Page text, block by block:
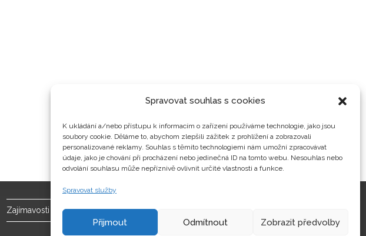
Spravovat souhlas s cookies
K ukládání a/nebo přístupu k informacím o zařízení používáme technologie, jako jsou
soubory cookie. Děláme to, abychom zlepšili zážitek z prohlížení a zobrazovali
personalizované reklamy. Souhlas s těmito technologiemi nám umožní zpracovávat
údaje, jako je chování při procházení nebo jedinečná ID na tomto webu. Nesouhlas nebo
odvolání souhlasu může nepříznivě ovlivnit určité vlastnosti a funkce.
Spravovat služby
Přijmout Odmítnout Zobrazit předvolby
Zajímavosti